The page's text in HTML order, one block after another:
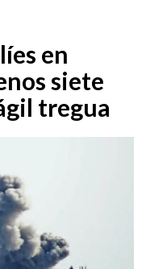
PM
en
siete
tregua